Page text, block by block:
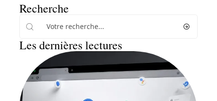
Recherche
Les dernières lectures